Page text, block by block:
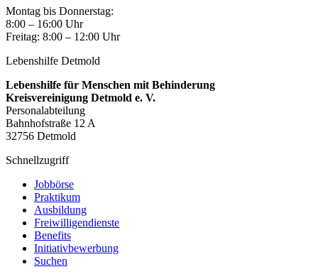
Montag bis Donnerstag:
8:00 – 16:00 Uhr
Freitag: 8:00 – 12:00 Uhr
Lebenshilfe Detmold
Lebenshilfe für Menschen mit Behinderung
Kreisvereinigung Detmold e. V.
Personalabteilung
Bahnhofstraße 12 A
32756 Detmold
Schnellzugriff
Jobbörse
Praktikum
Ausbildung
Freiwilligendienste
Benefits
Initiativbewerbung
Suchen